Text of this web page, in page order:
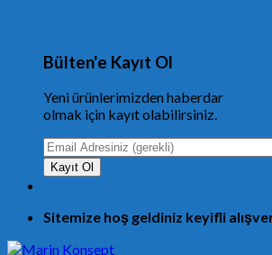
Bülten'e Kayıt Ol
Yeni ürünlerimizden haberdar
olmak için kayıt olabilirsiniz.
Sitemize hoş geldiniz keyifli